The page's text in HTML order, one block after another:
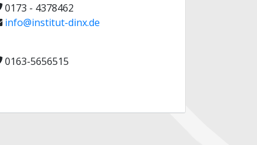
0173 - 4378462
info@institut-dinx.de
0163-5656515